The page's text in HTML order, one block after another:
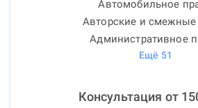
Автомобильное
Авторские и смежные
Административное
Ещё 51
Консультация от